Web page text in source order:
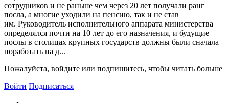
сотрудников и не раньше чем через 20 лет получали ранг
посла, а многие уходили на пенсию, так и не став
им. Руководитель исполнительного аппарата министерства
определялся почти на 10 лет до его назначения, и будущие
послы в столицах крупных государств должны были сначала
поработать на д...
Пожалуйста, войдите или подпишитесь, чтобы читать больше
Войти Подписаться